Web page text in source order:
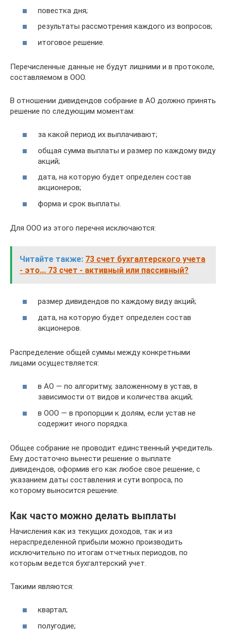
повестка дня;
результаты рассмотрения каждого из вопросов;
итоговое решение.
Перечисленные данные не будут лишними и в протоколе,
составляемом в ООО.
В отношении дивидендов собрание в АО должно принять
решение по следующим моментам:
за какой период их выплачивают;
общая сумма выплаты и размер по каждому виду
акций;
дата, на которую будет определен состав
акционеров;
форма и срок выплаты.
Для ООО из этого перечня исключаются:
Читайте также: 73 счет бухгалтерского учета
- это... 73 счет - активный или пассивный?
размер дивидендов по каждому виду акций;
дата, на которую будет определен состав
акционеров.
Распределение общей суммы между конкретными
лицами осуществляется:
в АО — по алгоритму, заложенному в устав, в
зависимости от видов и количества акций;
в ООО — в пропорции к долям, если устав не
содержит иного порядка.
Общее собрание не проводит единственный учредитель.
Ему достаточно вынести решение о выплате
дивидендов, оформив его как любое свое решение, с
указанием даты составления и сути вопроса, по
которому выносится решение.
Как часто можно делать выплаты
Начисления как из текущих доходов, так и из
нераспределенной прибыли можно производить
исключительно по итогам отчетных периодов, по
которым ведется бухгалтерский учет.
Такими являются:
квартал;
полугодие;